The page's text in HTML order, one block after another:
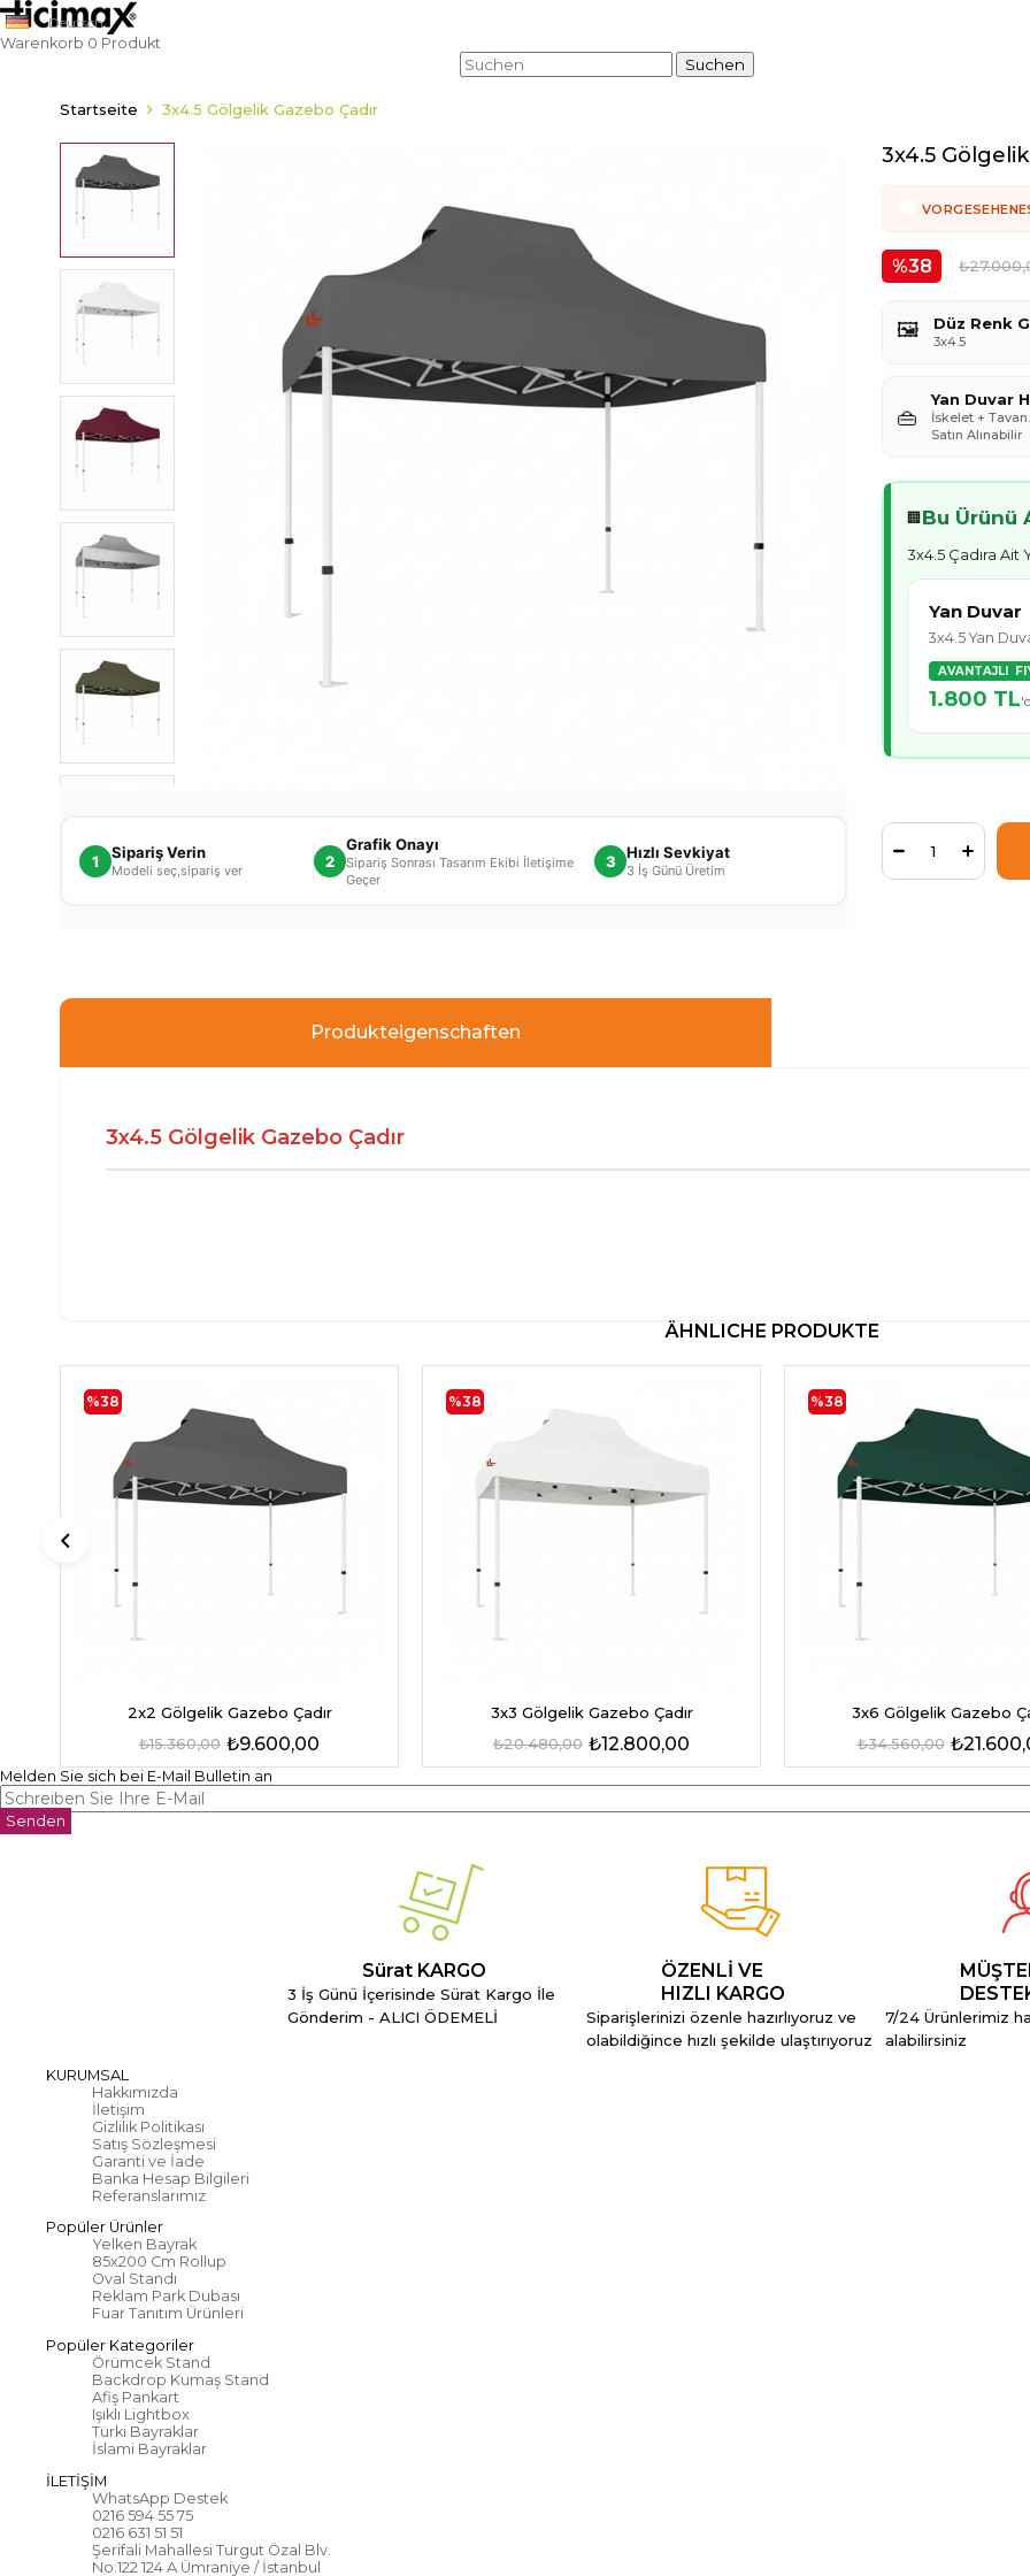
Deutsch
Warenkorb 0 Produkt
Startseite 3x4.5 Gölgelik Gazebo Çadır
1 Sipariş Verin
Modeli seç,sipariş ver
2
Grafik Onayı
Sipariş Sonrası Tasarım Ekibi İletişime
Geçer
3 Hızlı Sevkiyat
3 İş Günü Üretim
3x4.5
38
🖼️ Düz Renk
3x4.5
👜
Yan Duvar
İskelet +
Satın Alınabilir
🏢Bu Ürünü
3x4.5 Çadıra Ait
Yan Duvar
3x4.5 Yan
AVANTAJLI
1.800 TL
Produkteigenschaften
3x4.5 Gölgelik Gazebo Çadır
ÄHNLICHE PRODUKTE
2x2 Gölgelik Gazebo Çadır
₺9.600,00
₺15.360,00
%38
3x3 Gölgelik Gazebo Çadır
₺12.800,00
₺20.480,00
%38
3x6 Gölgelik Gazebo
₺34.560,00
%38
Melden Sie sich bei E-Mail Bulletin an
Senden
Sürat KARGO
3 İş Günü İçerisinde Sürat Kargo İle
Gönderim - ALICI ÖDEMELİ
ÖZENLİ VE
HIZLI KARGO
Siparişlerinizi özenle hazırlıyoruz ve
olabildiğince hızlı şekilde ulaştırıyoruz
7/24 Ürünlerimiz
alabilirsiniz
KURUMSAL
Hakkımızda
İletişim
Gizlilik Politikası
Satış Sözleşmesi
Garanti ve İade
Banka Hesap Bilgileri
Referanslarımız
Popüler Ürünler
Yelken Bayrak
85x200 Cm Rollup
Oval Standı
Reklam Park Dubası
Fuar Tanıtım Ürünleri
Popüler Kategoriler
Örümcek Stand
Backdrop Kumaş Stand
Afiş Pankart
Işıklı Lightbox
Türki Bayraklar
İslami Bayraklar
İLETİŞİM
WhatsApp Destek
0216 594 55 75
0216 631 51 51
Şerifali Mahallesi Turgut Özal Blv.
No:122 124 A Ümraniye / İstanbul